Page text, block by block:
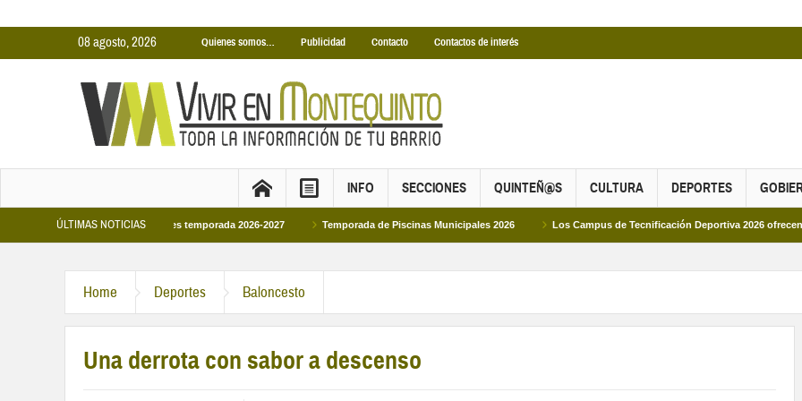
08 agosto, 2026 Quienes somos… Publicidad Contacto Contactos de interés
INFO SECCIONES QUINTEÑ@S CULTURA DEPORTES
ÚLTIMAS NOTICIAS
Cubiertas Municipales temporada 2026-2027 Temporada de Piscinas Municipales 2026 Los Campus de Tecnificación Deportiva 2026 ofrecen cuatro
Home Deportes Baloncesto
Una derrota con sabor a descenso